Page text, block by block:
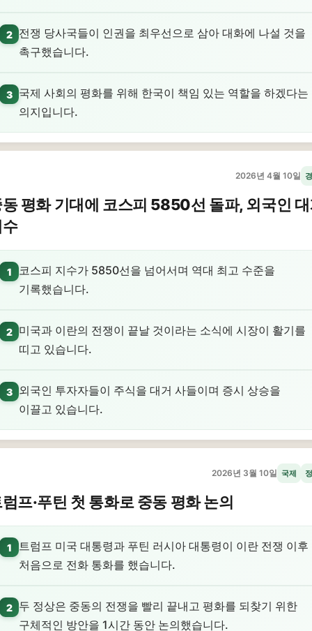
2
전쟁 당사국들이 인권을 최우선으로 삼아 대화에 나설 것을
촉구했습니다.
3
국제 사회의 평화를 위해 한국이 책임 있는 역할을 하겠다는
의지입니다.
2026년 4월 10일
평화 기대에 코스피 5850선 돌파, 외국인
1
코스피 지수가 5850선을 넘어서며 역대 최고 수준을
기록했습니다.
2
미국과 이란의 전쟁이 끝날 것이라는 소식에 시장이 활기를
띠고 있습니다.
3
외국인 투자자들이 주식을 대거 사들이며 증시 상승을
이끌고 있습니다.
2026년 3월 10일 국제
프·푸틴 첫 통화로 중동 평화 논의
1
트럼프 미국 대통령과 푸틴 러시아 대통령이 이란 전쟁 이후
처음으로 전화 통화를 했습니다.
2
두 정상은 중동의 전쟁을 빨리 끝내고 평화를 되찾기 위한
구체적인 방안을 1시간 동안 논의했습니다.